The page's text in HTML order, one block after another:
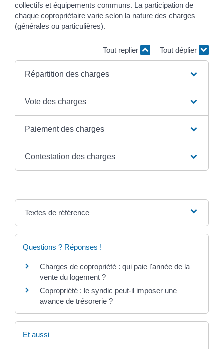
collectifs et équipements communs. La participation de
chaque copropriétaire varie selon la nature des charges
(générales ou particulières).
Tout replier Tout déplier
Répartition des charges
Vote des charges
Paiement des charges
Contestation des charges
Textes de référence
Questions ? Réponses !
Charges de copropriété : qui paie l'année de la
vente du logement ?
Copropriété : le syndic peut-il imposer une
avance de trésorerie ?
Et aussi